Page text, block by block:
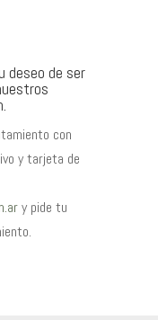
deseo de ser
con
y tarjeta de
y pide tu